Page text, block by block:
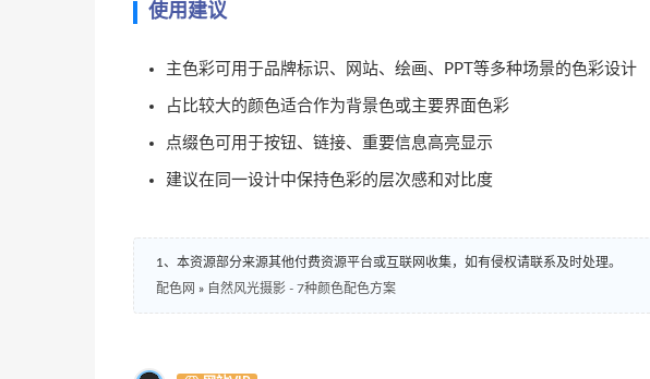
使用建议
主色彩可用于品牌标识、网站、绘画、PPT等多种场景的色彩设计
占比较大的颜色适合作为背景色或主要界面色彩
点缀色可用于按钮、链接、重要信息高亮显示
建议在同一设计中保持色彩的层次感和对比度
1、本资源部分来源其他付费资源平台或互联网收集，如有侵权请联系及时处理。
配色网 » 自然风光摄影 - 7种颜色配色方案